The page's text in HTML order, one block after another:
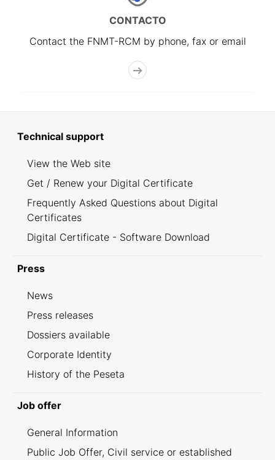
CONTACTO
Contact the FNMT-RCM by phone, fax or email
Technical support
View the Web site
Get / Renew your Digital Certificate
Frequently Asked Questions about Digital
Certificates
Digital Certificate - Software Download
Press
News
Press releases
Dossiers available
Corporate Identity
History of the Peseta
Job offer
General Information
Public Job Offer, Civil service or established